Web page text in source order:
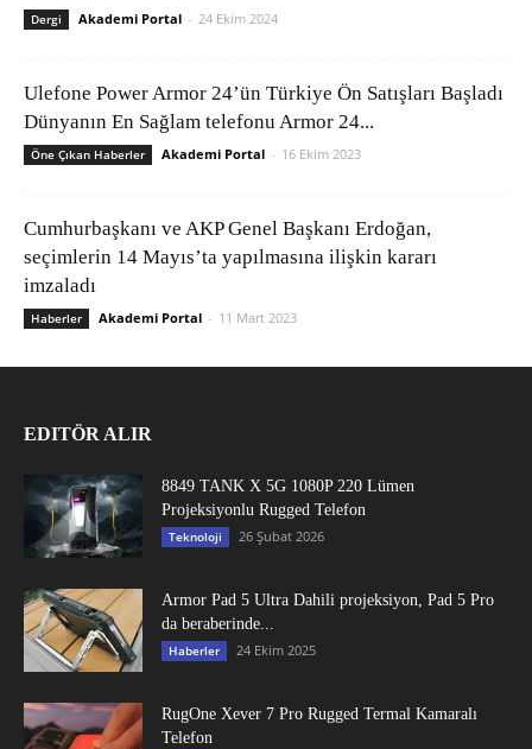
Dergi Akademi Portal - 24 Ekim 2024
Ulefone Power Armor 24’ün Türkiye Ön Satışları Başladı
Dünyanın En Sağlam telefonu Armor 24...
Öne Çıkan Haberler Akademi Portal - 16 Ekim 2023
Cumhurbaşkanı ve AKP Genel Başkanı Erdoğan,
seçimlerin 14 Mayıs’ta yapılmasına ilişkin kararı
imzaladı
Haberler Akademi Portal - 11 Mart 2023
EDITÖR ALIR
8849 TANK X 5G 1080P 220 Lümen
Projeksiyonlu Rugged Telefon
Teknoloji 26 Şubat 2026
Armor Pad 5 Ultra Dahili projeksiyon, Pad 5 Pro
da beraberinde...
Haberler 24 Ekim 2025
RugOne Xever 7 Pro Rugged Termal Kamaralı
Telefon